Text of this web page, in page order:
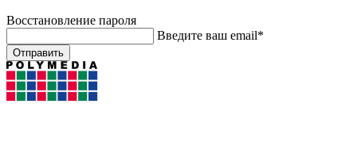
Восстановление пароля
Введите ваш email*
Отправить